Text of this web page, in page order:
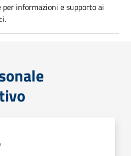
informazioni e supporto ai